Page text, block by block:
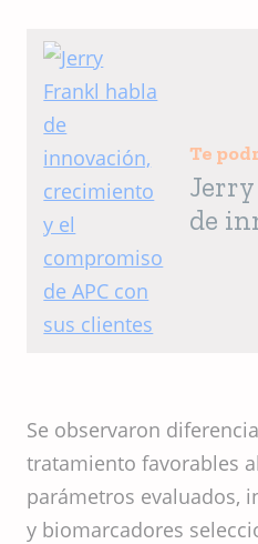
Te
de
Se observaron
tratamiento favorables
parámetros evaluados,
y biomarcadores